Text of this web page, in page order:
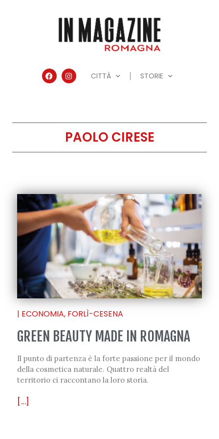
CITTÀ STORIE
PAOLO CIRESE
| ECONOMIA, FORLÌ-CESENA
GREEN BEAUTY MADE IN ROMAGNA
Il punto di partenza è la forte passione per il mondo
della cosmetica naturale. Quattro realtà del
territorio ci raccontano la loro storia.
[...]